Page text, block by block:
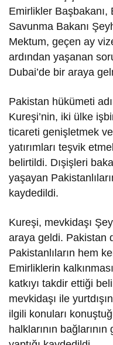
Emirlikler Başbakanı,
Savunma Bakanı
Mektum, geçen ay
ardından yaşanan
Dubai’de bir araya
Pakistan hükümeti
Kureşi’nin, iki ülke
ticareti genişletmek
yatırımları teşvik
belirtildi. Dışişleri
yaşayan
kaydedildi.
Kureşi, mevkidaşı
araya geldi. Pakistan
Pakistanlıların hem
Emirliklerin
katkıyı takdir ettiği
mevkidaşı ile
ilgili konuları
halklarının
yaptığı kaydedildi.